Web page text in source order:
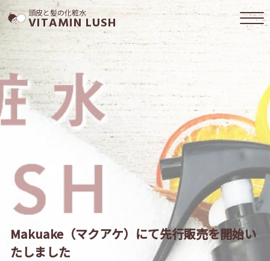
頭皮と髪の化粧水
VITAMIN LUSH
Makuake（マクアケ）にて先行販売を開始い
たしました